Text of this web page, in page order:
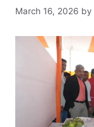
March 16, 2026 by